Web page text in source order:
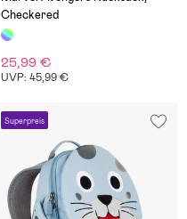
Checkered
25,99 €
UVP: 45,99 €
Superpreis